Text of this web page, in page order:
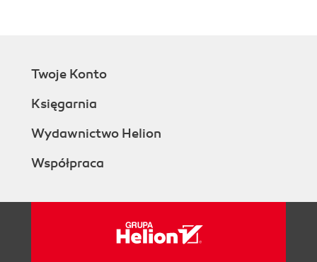
Twoje Konto
Księgarnia
Wydawnictwo Helion
Współpraca